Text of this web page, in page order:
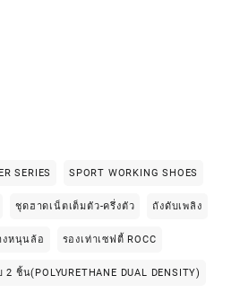
SERIES SPORT WORKING SHOES
ชุดฮาดเน็ตเต็มตัว-ครึ่งตัว ถังดับเพลิง
งหนุนล้อ รองเท่าเซฟตี้ ROCC
ชิ้น(POLYURETHANE DUAL DENSITY)